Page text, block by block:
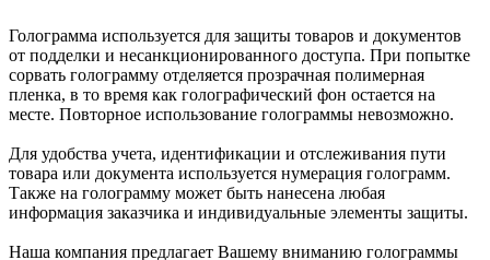
Голограмма используется для защиты товаров и документов
от подделки и несанкционированного доступа. При попытке
сорвать голограмму отделяется прозрачная полимерная
пленка, в то время как голографический фон остается на
месте. Повторное использование голограммы невозможно.
Для удобства учета, идентификации и отслеживания пути
товара или документа используется нумерация голограмм.
Также на голограмму может быть нанесена любая
информация заказчика и индивидуальные элементы защиты.
Наша компания предлагает Вашему вниманию голограммы